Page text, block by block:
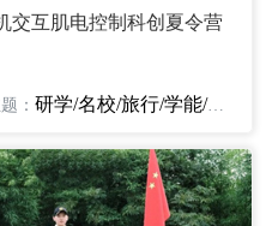
交互肌电控制科创夏令营
：研学/名校/旅行/学能/科技/机器人